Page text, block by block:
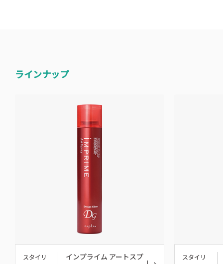
ラインナップ
スタイリ
インプライム アートスプ
スタイリ